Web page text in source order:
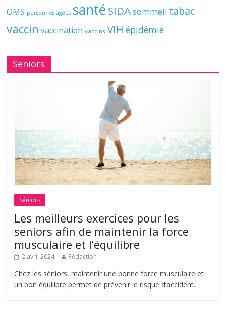
OMS personnes âgées santé SIDAsommeil tabac
vaccin vaccination vaccins VIH épidémie
Seniors
Séniors
Les meilleurs exercices pour les
seniors afin de maintenir la force
musculaire et l’équilibre
2 avril 2024 Rédaction
Chez les séniors, maintenir une bonne force musculaire et
un bon équilibre permet de prévenir le risque d’accident.